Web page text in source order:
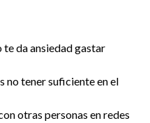
te da ansiedad gastar
no tener suficiente en el
otras personas en redes